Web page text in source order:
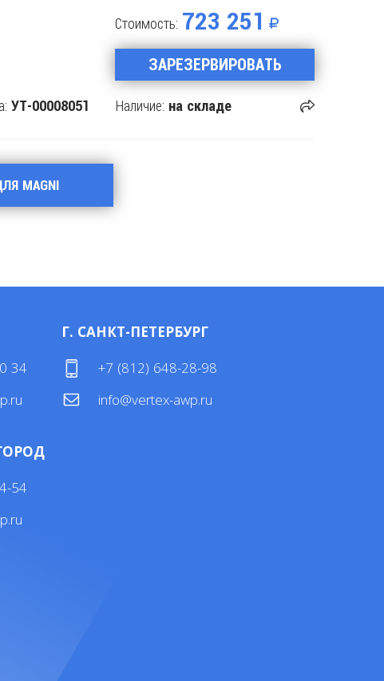
УТ-00008051
Стоимость: 723 251
ЗАРЕЗЕРВИРОВАТЬ
Наличие: на складе
MAGNI
34
54
Г. САНКТ-ПЕТЕРБУРГ
+7 (812) 648-28-98
info@vertex-awp.ru